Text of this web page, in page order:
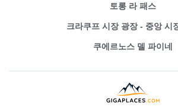
토롱 라 패스
크라쿠프 시장 광장 - 중앙 시
쿠에르노스 델 파이네